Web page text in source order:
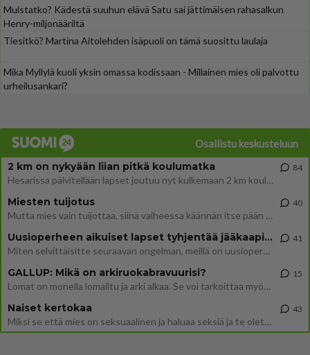
Muistatko? Kädestä suuhun elävä Satu sai jättimäisen rahasalkun
Henry-miljonääriltä
Tiesitkö? Martina Aitolehden isäpuoli on tämä suosittu laulaja
Mika Myllylä kuoli yksin omassa kodissaan - Millainen mies oli palvottu
urheilusankari?
Osallistu keskusteluun
2 km on nykyään liian pitkä koulumatka
Hesarissa päivitellään lapset joutuu nyt kulkemaan 2 km kouluun jösses. Ruostefillarilla tuo matka menee vaikka miten äk
84
Miesten tuijotus
Mutta mies vain tuijottaa, siinä vaiheessa käännän itse pään pois. Mikä juttu? Yleensä jos joku tuijottaa tai katsoo, hä
40
Uusioperheen aikuiset lapset tyhjentää jääkaapin käydessään
Miten selvittäisitte seuraavan ongelman, meillä on uusioperhe, minulla teini-ikäiset lapset ja puolisolla aikuiset, jotk
41
GALLUP: Mikä on arkiruokabravuurisi?
Lomat on monella lomailtu ja arki alkaa. Se voi tarkoittaa myös sitä, että grillailut on grillattu ja palataan arjen ruo
15
Naiset kertokaa
Miksi se että mies on seksuaalinen ja haluaa seksiä ja te olette hänen mielestänne haluttava on vastenmielistä? Mikä sii
43